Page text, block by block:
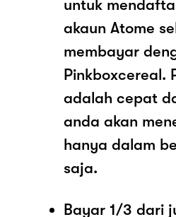
untuk
akaun Atome
membayar
Pinkboxcereal.
adalah cepat
anda akan
hanya dalam
saja.
Bayar 1/3 dari